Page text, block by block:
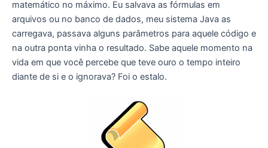
matemático no máximo. Eu salvava as fórmulas em
arquivos ou no banco de dados, meu sistema Java as
carregava, passava alguns parâmetros para aquele código e
na outra ponta vinha o resultado. Sabe aquele momento na
vida em que você percebe que teve ouro o tempo inteiro
diante de si e o ignorava? Foi o estalo.